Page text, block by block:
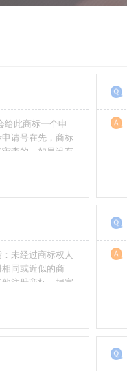
给此商标一个申
请号在先，商标
查的，如果没有
延迟也不会提
未经过商标权人
同或近似的商
注册商标，损害
常需要承担侵权
任。情节严重